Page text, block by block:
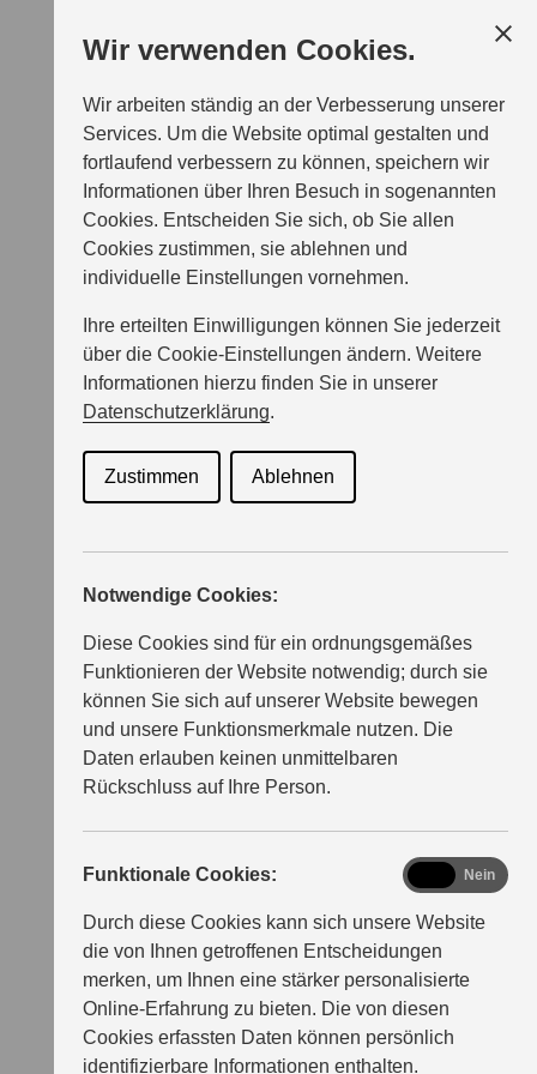
Wir verwenden Cookies.
Wir arbeiten ständig an der Verbesserung unserer
Services. Um die Website optimal gestalten und
fortlaufend verbessern zu können, speichern wir
Informationen über Ihren Besuch in sogenannten
Cookies. Entscheiden Sie sich, ob Sie allen
Cookies zustimmen, sie ablehnen und
individuelle Einstellungen vornehmen.
Ihre erteilten Einwilligungen können Sie jederzeit
über die Cookie-Einstellungen ändern. Weitere
Informationen hierzu finden Sie in unserer
Datenschutzerklärung.
Zustimmen Ablehnen
Notwendige Cookies:
Diese Cookies sind für ein ordnungsgemäßes
Funktionieren der Website notwendig; durch sie
können Sie sich auf unserer Website bewegen
und unsere Funktionsmerkmale nutzen. Die
Daten erlauben keinen unmittelbaren
Rückschluss auf Ihre Person.
Funktionale Cookies:
Durch diese Cookies kann sich unsere Website
die von Ihnen getroffenen Entscheidungen
merken, um Ihnen eine stärker personalisierte
Online-Erfahrung zu bieten. Die von diesen
Cookies erfassten Daten können persönlich
identifizierbare Informationen enthalten.
functional
Nein